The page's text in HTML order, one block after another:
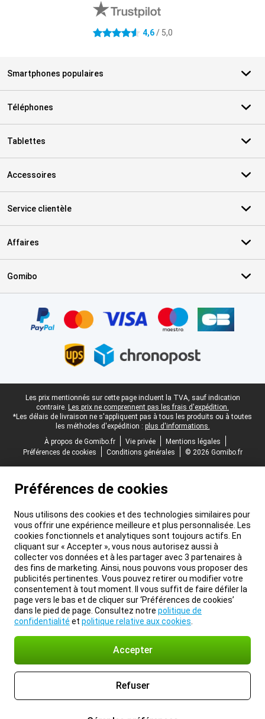
4.6 étoiles 4,6/ 5,0
Smartphones populaires
Téléphones
Tablettes
Accessoires
Service clientèle
Affaires
Gomibo
Pied-de-page légal
Les prix mentionnés sur cette page incluent la TVA, sauf indication
contraire. Les prix ne comprennent pas les frais d'expédition.
*Les délais de livraison ne s'appliquent pas à tous les produits ou à toutes
les méthodes d'expédition : plus d'informations.
À propos de Gomibo.fr
Vie privée
Mentions légales
Préférences de cookies
Conditions générales © 2026 Gomibo.fr
Préférences de cookies
Nous utilisons des cookies et des technologies similaires pour
vous offrir une expérience meilleure et plus personnalisée. Les
cookies fonctionnels et analytiques sont toujours actifs. En
cliquant sur « Accepter », vous nous autorisez aussi à
collecter vos données et à les partager avec 3 partenaires à
des fins de marketing. Ainsi, nous pouvons vous proposer des
publicités pertinentes. Vous pouvez retirer ou modifier votre
consentement à tout moment. Il vous suffit de faire défiler la
page vers le bas et de cliquer sur ‘Préférences de cookies’
dans le pied de page. Consultez notre politique de
confidentialité et politique relative aux cookies
Accepter
Refuser